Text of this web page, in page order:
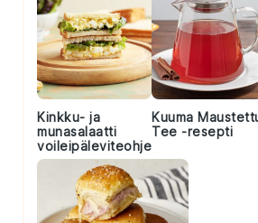
Kinkku- ja
munasalaatti
voileipäleviteohje
Kuuma
Tee -resepti